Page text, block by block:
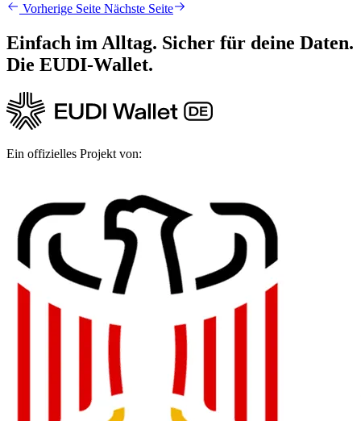
Vorherige Seite Nächste Seite
Einfach im Alltag. Sicher für deine Daten.
Die EUDI‑Wallet.
Ein offizielles Projekt von: